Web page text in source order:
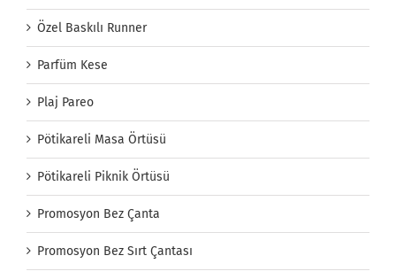
Özel Baskılı Runner
Parfüm Kese
Plaj Pareo
Pötikareli Masa Örtüsü
Pötikareli Piknik Örtüsü
Promosyon Bez Çanta
Promosyon Bez Sırt Çantası